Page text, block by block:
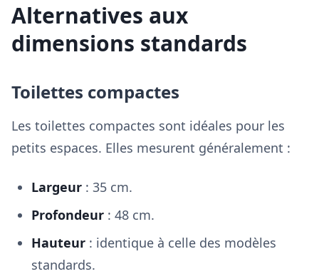
Alternatives aux
dimensions standards
Toilettes compactes
Les toilettes compactes sont idéales pour les
petits espaces. Elles mesurent généralement :
Largeur : 35 cm.
Profondeur : 48 cm.
Hauteur : identique à celle des modèles
standards.